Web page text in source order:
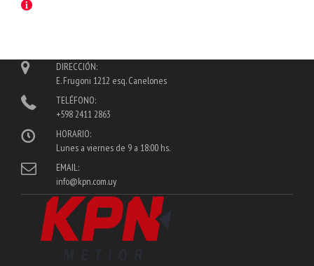
DIRECCIÓN:
E. Frugoni 1212 esq. Canelones
TELÉFONO:
+598 2411 2863
HORARIO:
Lunes a viernes de 9 a 18:00 hs.
EMAIL:
info@kpn.com.uy